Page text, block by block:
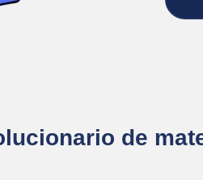
de